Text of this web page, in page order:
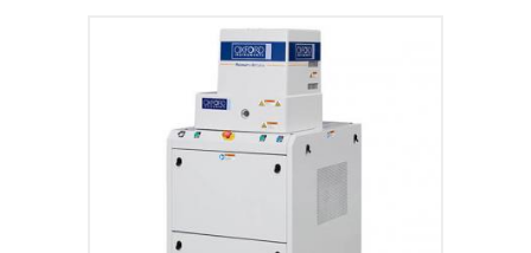
PlasmaPro 80 リアクティブイオンエッチ
ング（RIE）は、コンパクトな省スペース
のシステムであり、多様なエッチングとデ
ポジションのソリューションを、使い易い
大気装入方式で実現できます。設置や使用
が簡単ですが、プロセスの品質はそのまま
入と抽出を可能にし、研究やプロトタイ
プ、少量生産に理想的です。最適化された